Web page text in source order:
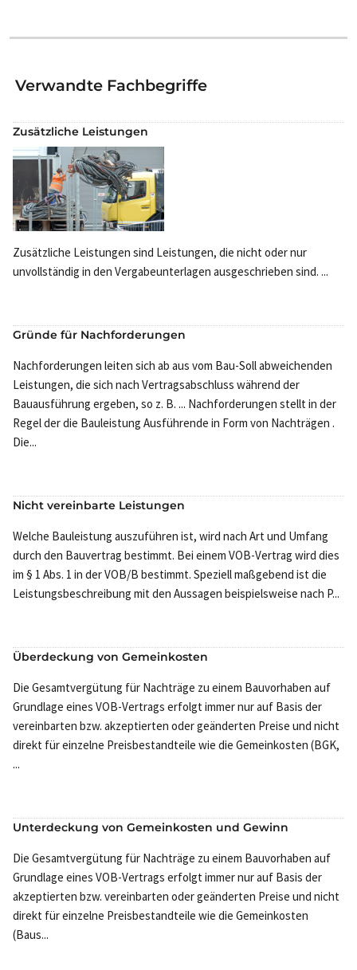
Verwandte Fachbegriffe
Zusätzliche Leistungen
Zusätzliche Leistungen sind Leistungen, die nicht oder nur
unvollständig in den Vergabeunterlagen ausgeschrieben sind. ...
Gründe für Nachforderungen
Nachforderungen leiten sich ab aus vom Bau-Soll abweichenden
Leistungen, die sich nach Vertragsabschluss während der
Bauausführung ergeben, so z. B. ... Nachforderungen stellt in der
Regel der die Bauleistung Ausführende in Form von Nachträgen .
Die...
Nicht vereinbarte Leistungen
Welche Bauleistung auszuführen ist, wird nach Art und Umfang
durch den Bauvertrag bestimmt. Bei einem VOB-Vertrag wird dies
im § 1 Abs. 1 in der VOB/B bestimmt. Speziell maßgebend ist die
Leistungsbeschreibung mit den Aussagen beispielsweise nach P...
Überdeckung von Gemeinkosten
Die Gesamtvergütung für Nachträge zu einem Bauvorhaben auf
Grundlage eines VOB-Vertrags erfolgt immer nur auf Basis der
vereinbarten bzw. akzeptierten oder geänderten Preise und nicht
direkt für einzelne Preisbestandteile wie die Gemeinkosten (BGK,
...
Unterdeckung von Gemeinkosten und Gewinn
Die Gesamtvergütung für Nachträge zu einem Bauvorhaben auf
Grundlage eines VOB-Vertrags erfolgt immer nur auf Basis der
akzeptierten bzw. vereinbarten oder geänderten Preise und nicht
direkt für einzelne Preisbestandteile wie die Gemeinkosten
(Baus...